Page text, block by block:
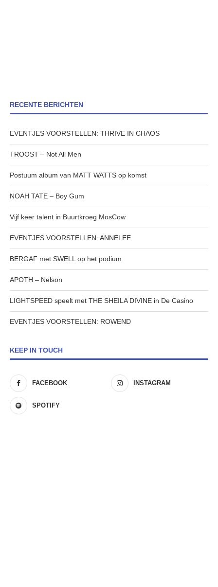
RECENTE BERICHTEN
EVENTJES VOORSTELLEN: THRIVE IN CHAOS
TROOST – Not All Men
Postuum album van MATT WATTS op komst
NOAH TATE – Boy Gum
Vijf keer talent in Buurtkroeg MosCow
EVENTJES VOORSTELLEN: ANNELEE
BERGAF met SWELL op het podium
APOTH – Nelson
LIGHTSPEED speelt met THE SHEILA DIVINE in De Casino
EVENTJES VOORSTELLEN: ROWEND
KEEP IN TOUCH
FACEBOOK INSTAGRAM
SPOTIFY